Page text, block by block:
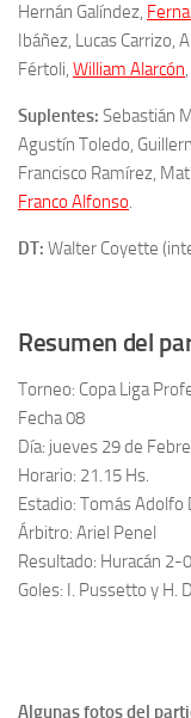
Hernán Galíndez,
Ibáñez, Lucas Carrizo,
Fértoli, William Alarcón,
Suplentes: Sebastián
Agustín Toledo,
Francisco Ramírez,
Franco Alfonso.
DT: Walter Coyette
Resumen del
Torneo: Copa Liga
Fecha 08
Día: jueves 29 de
Horario: 21.15 Hs.
Estadio: Tomás Adolfo
Árbitro: Ariel Penel
Resultado: Huracán 2-
Goles: I. Pussetto y H.
Algunas fotos del